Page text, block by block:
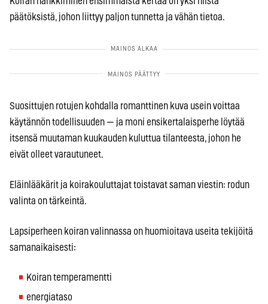
päätöksistä, johon liittyy paljon tunnetta ja vähän tietoa.
Suosittujen rotujen kohdalla romanttinen kuva usein voittaa
käytännön todellisuuden — ja moni ensikertalaisperhe löytää
itsensä muutaman kuukauden kuluttua tilanteesta, johon he
eivät olleet varautuneet.
Eläinlääkärit ja koirakouluttajat toistavat saman viestin: rodun
valinta on tärkeintä.
Lapsiperheen koiran valinnassa on huomioitava useita tekijöitä
samanaikaisesti:
Koiran temperamentti
energiataso